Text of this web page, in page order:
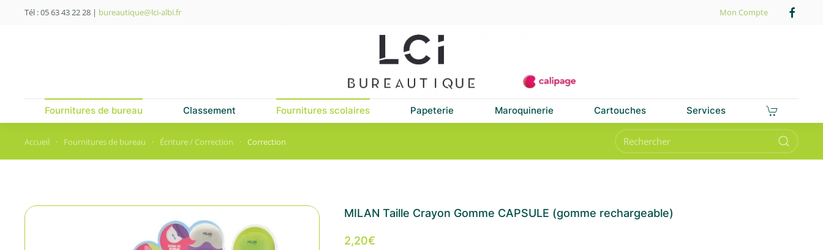
Tél : 05 63 43 22 28 | bureautique@lci-albi.fr Mon Compte
Fournitures de bureau Classement Fournitures scolaires Papeterie Maroquinerie Cartouches Services
Accueil Fournitures de bureau Écriture / Correction Correction
MILAN Taille Crayon Gomme CAPSULE (gomme rechargeable)
2,20€